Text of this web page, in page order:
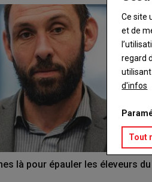
là pour épauler les éleveurs du
Ce site
et de
regard
d'infos
Tout